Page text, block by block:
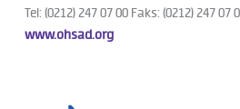
Tel: (0212) 247 07 00 Faks: (0212) 247 07
www.ohsad.org